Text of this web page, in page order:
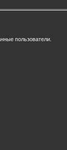
пользователи.